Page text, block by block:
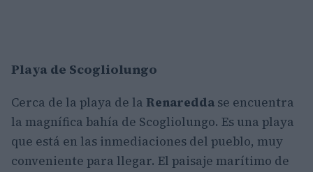
Playa de Scogliolungo
Cerca de la playa de la Renaredda se encuentra
la magnífica bahía de Scogliolungo. Es una playa
que está en las inmediaciones del pueblo, muy
conveniente para llegar. El paisaje marítimo de